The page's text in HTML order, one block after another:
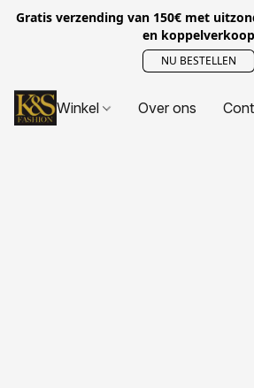
Gratis verzending van 150€ met
en koppelverkoop
NU BESTELLEN
Winkel Over ons